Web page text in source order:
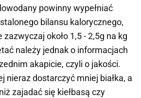
powinny wypełniać
bilansu kalorycznego,
około 1,5 - 2,5g na kg
należy jednak o informacjach
akapicie, czyli o jakości.
nieraz dostarczyć mniej białka, a
zajadać się kiełbasą czy